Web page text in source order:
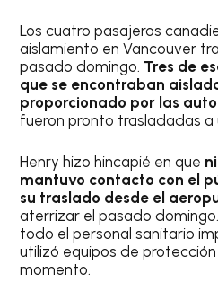
Los cuatro pasajeros
aislamiento en Vancouver
pasado domingo. Tres de
que se encontraban
proporcionado por las
fueron pronto trasladadas a
Henry hizo hincapié en que
mantuvo contacto con el
su traslado desde el
aterrizar el pasado
todo el personal sanitario
utilizó equipos de
momento.